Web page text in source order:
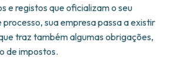
e registos que oficializam o seu
processo, sua empresa passa a existir
traz também algumas obrigações,
de impostos.